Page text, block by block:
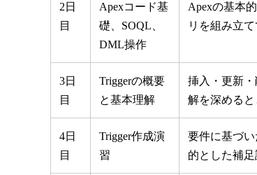
2日
目
Apexコード基
礎、SOQL、
DML操作
Apexの基本
リを組み立
3日
目
Triggerの概要
と基本理解
挿入・更新
解を深めると
4日
目
Trigger作成演
習
要件に基づ
的とした補足